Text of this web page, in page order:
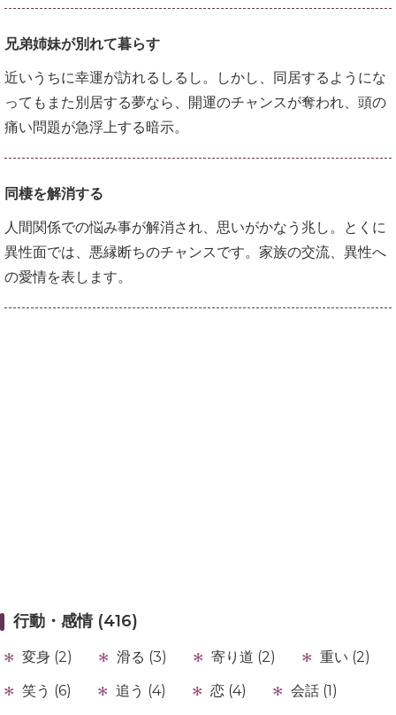
兄弟姉妹が別れて暮らす
近いうちに幸運が訪れるしるし。しかし、同居するようにな
ってもまた別居する夢なら、開運のチャンスが奪われ、頭の
痛い問題が急浮上する暗示。
同棲を解消する
人間関係での悩み事が解消され、思いがかなう兆し。とくに
異性面では、悪縁断ちのチャンスです。家族の交流、異性へ
の愛情を表します。
行動・感情 (416)
変身 (2) 滑る (3) 寄り道 (2)
重い (2)
笑う (6)
追う (4) 恋 (4)
会話 (1)